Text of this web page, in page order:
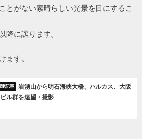
とがない素晴らしい光景を目にするこ
降に譲ります。
ます。
岩湧山から明石海峡大橋、ハルカス、大阪
ル群を遠望・撮影